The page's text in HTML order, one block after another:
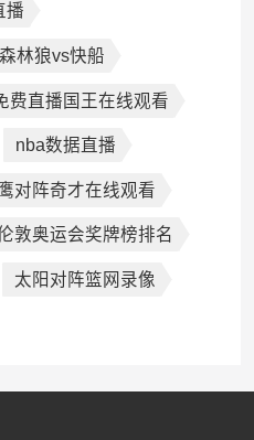
播
森林狼vs快船
费直播国王在线观看
nba数据直播
对阵奇才在线观看
敦奥运会奖牌榜排名
太阳对阵篮网录像